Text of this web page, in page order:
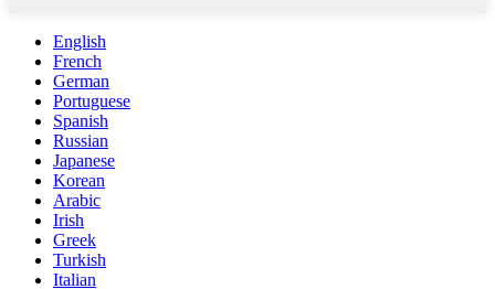
English
French
German
Portuguese
Spanish
Russian
Japanese
Korean
Arabic
Irish
Greek
Turkish
Italian